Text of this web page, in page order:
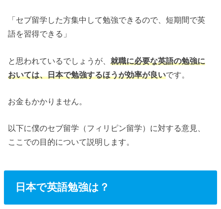
「セブ留学した方集中して勉強できるので、短期間で英
語を習得できる」
と思われているでしょうが、就職に必要な英語の勉強に
おいては、日本で勉強するほうが効率が良いです。
お金もかかりません。
以下に僕のセブ留学（フィリピン留学）に対する意見、
ここでの目的について説明します。
日本で英語勉強は？